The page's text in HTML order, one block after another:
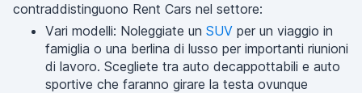
contraddistinguono Rent Cars nel settore:
Vari modelli: Noleggiate un SUV per un viaggio in
famiglia o una berlina di lusso per importanti riunioni
di lavoro. Scegliete tra auto decappottabili e auto
sportive che faranno girare la testa ovunque